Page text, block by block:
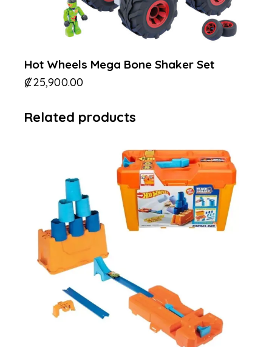
Hot Wheels Mega Bone Shaker Set
₡25,900.00
Related products